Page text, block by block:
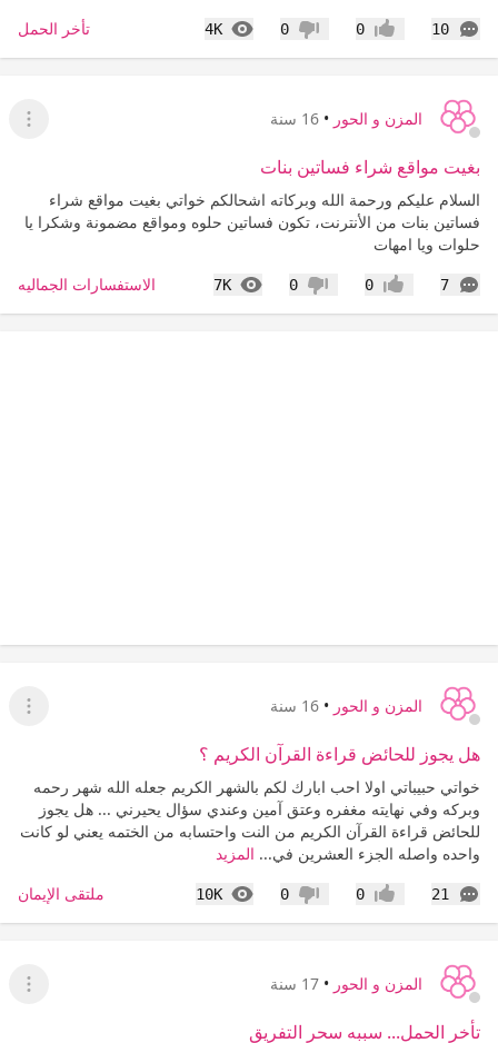
10
التعليقات إعجاب0 عدم إعجاب
0
4K
المشاهدات تأخر الحمل
المزن و الحور • 16 سنة
عرض
بغيت مواقع شراء فساتين بنات
السلام عليكم ورحمة الله وبركاته اشحالكم خواتي بغيت مواقع شراء
فساتين بنات من الأنترنت، تكون فساتين حلوه ومواقع مضمونة وشكرا يا
حلوات ويا امهات
7
التعليقات إعجاب0 عدم إعجاب
0
7K
المشاهدات الاستفسارات الجماليه
المزن و الحور • 16 سنة
عرض
هل يجوز للحائض قراءة القرآن الكريم ؟
خواتي حبيباتي اولا احب ابارك لكم بالشهر الكريم جعله الله شهر رحمه
وبركه وفي نهايته مغفره وعتق آمين وعندي سؤال يحيرني ... هل يجوز
للحائض قراءة القرآن الكريم من النت واحتسابه من الختمه يعني لو كانت
واحده واصله الجزء العشرين في... المزيد
21
التعليقات إعجاب0 عدم إعجاب
0
10K
المشاهدات ملتقى الإيمان
المزن و الحور • 17 سنة
عرض
تأخر الحمل... سببه سحر التفريق